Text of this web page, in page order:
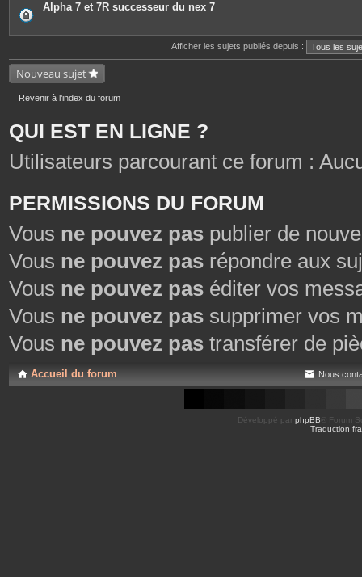
Alpha 7 et 7R successeur du nex 7
Afficher les sujets publiés depuis :
Nouveau sujet
Revenir à l’index du forum
QUI EST EN LIGNE ?
Utilisateurs parcourant ce forum :
PERMISSIONS DU FORUM
Vous ne pouvez pas publier de
Vous ne pouvez pas répondre aux
Vous ne pouvez pas éditer vos
Vous ne pouvez pas supprimer vos
Vous ne pouvez pas transférer de
Accueil du forum Nous
Développé par phpBB ® Forum
Traduction